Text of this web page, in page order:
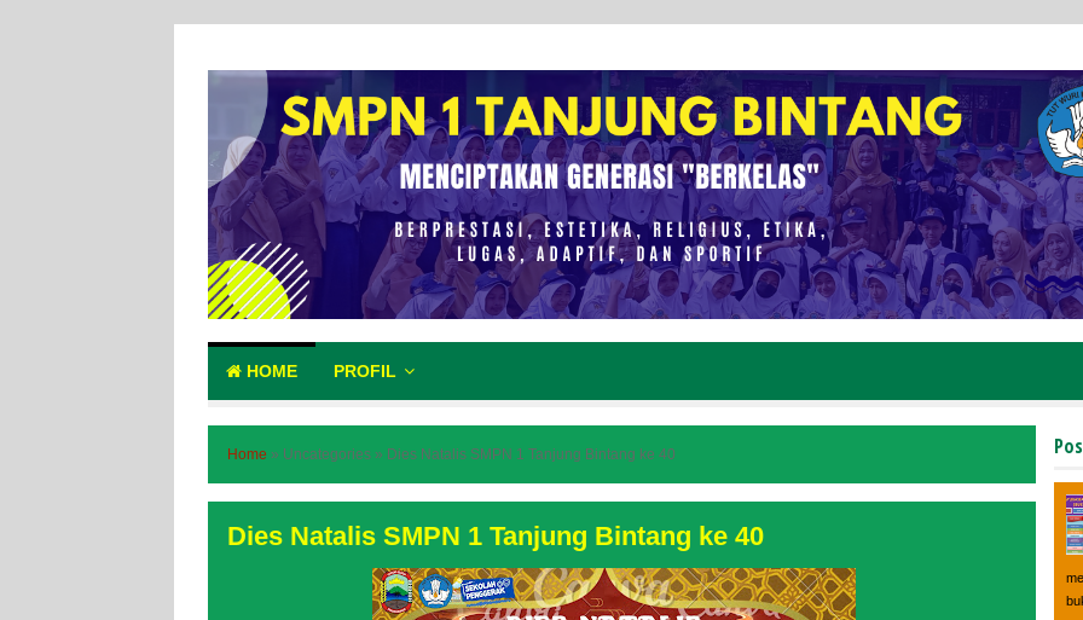
HOME PROFIL
Home » Uncategories » Dies Natalis SMPN 1 Tanjung Bintang ke 40
Dies Natalis SMPN 1 Tanjung Bintang ke 40